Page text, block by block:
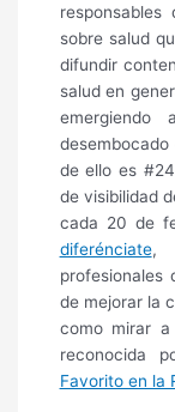
sobre salud
difundir
salud en
de ello es
de visibilidad
cada 20 de
diferénciate,
profesionales
de mejorar la
como mirar
reconocida
Favorito en la